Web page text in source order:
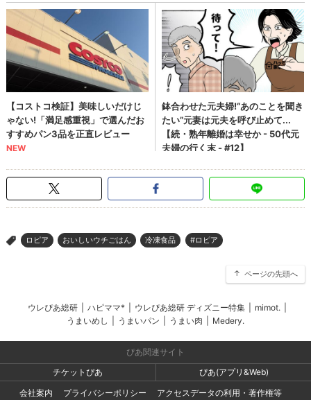
> ロピア おいしいウチごはん 冷凍食品 #ロピア
ページの先頭へ
ウレぴあ総研 ハピママ* ウレぴあ総研 ディズニー特集 mimot.
うまいめし
うまいパン うまい肉 Medery.
ぴあ関連サイト
チケットぴあ
ぴあ(アプリ&Web)
会社案内
プライバシーポリシー アクセスデータの利用・著作権等